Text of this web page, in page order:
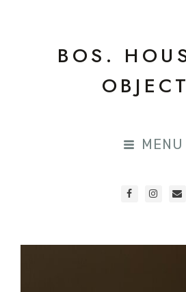
BOS.
MENU